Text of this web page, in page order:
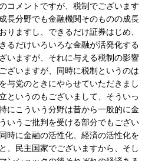
コメントですが、税制でございます
長分野でも金融機関そのものの成長
りますし、できるだけ証券はじめ、
るだけいろいろな金融が活発化する
いますが、それに与える税制の影響
ざいますが、同時に税制というのは
与党のときにやらせていただきまし
というのもございまして、そういっ
にこういう分野は昔から一般的に金
いうご批判を受ける部分でもござい
時に金融の活性化、経済の活性化を
、民主国家でございますから、そし